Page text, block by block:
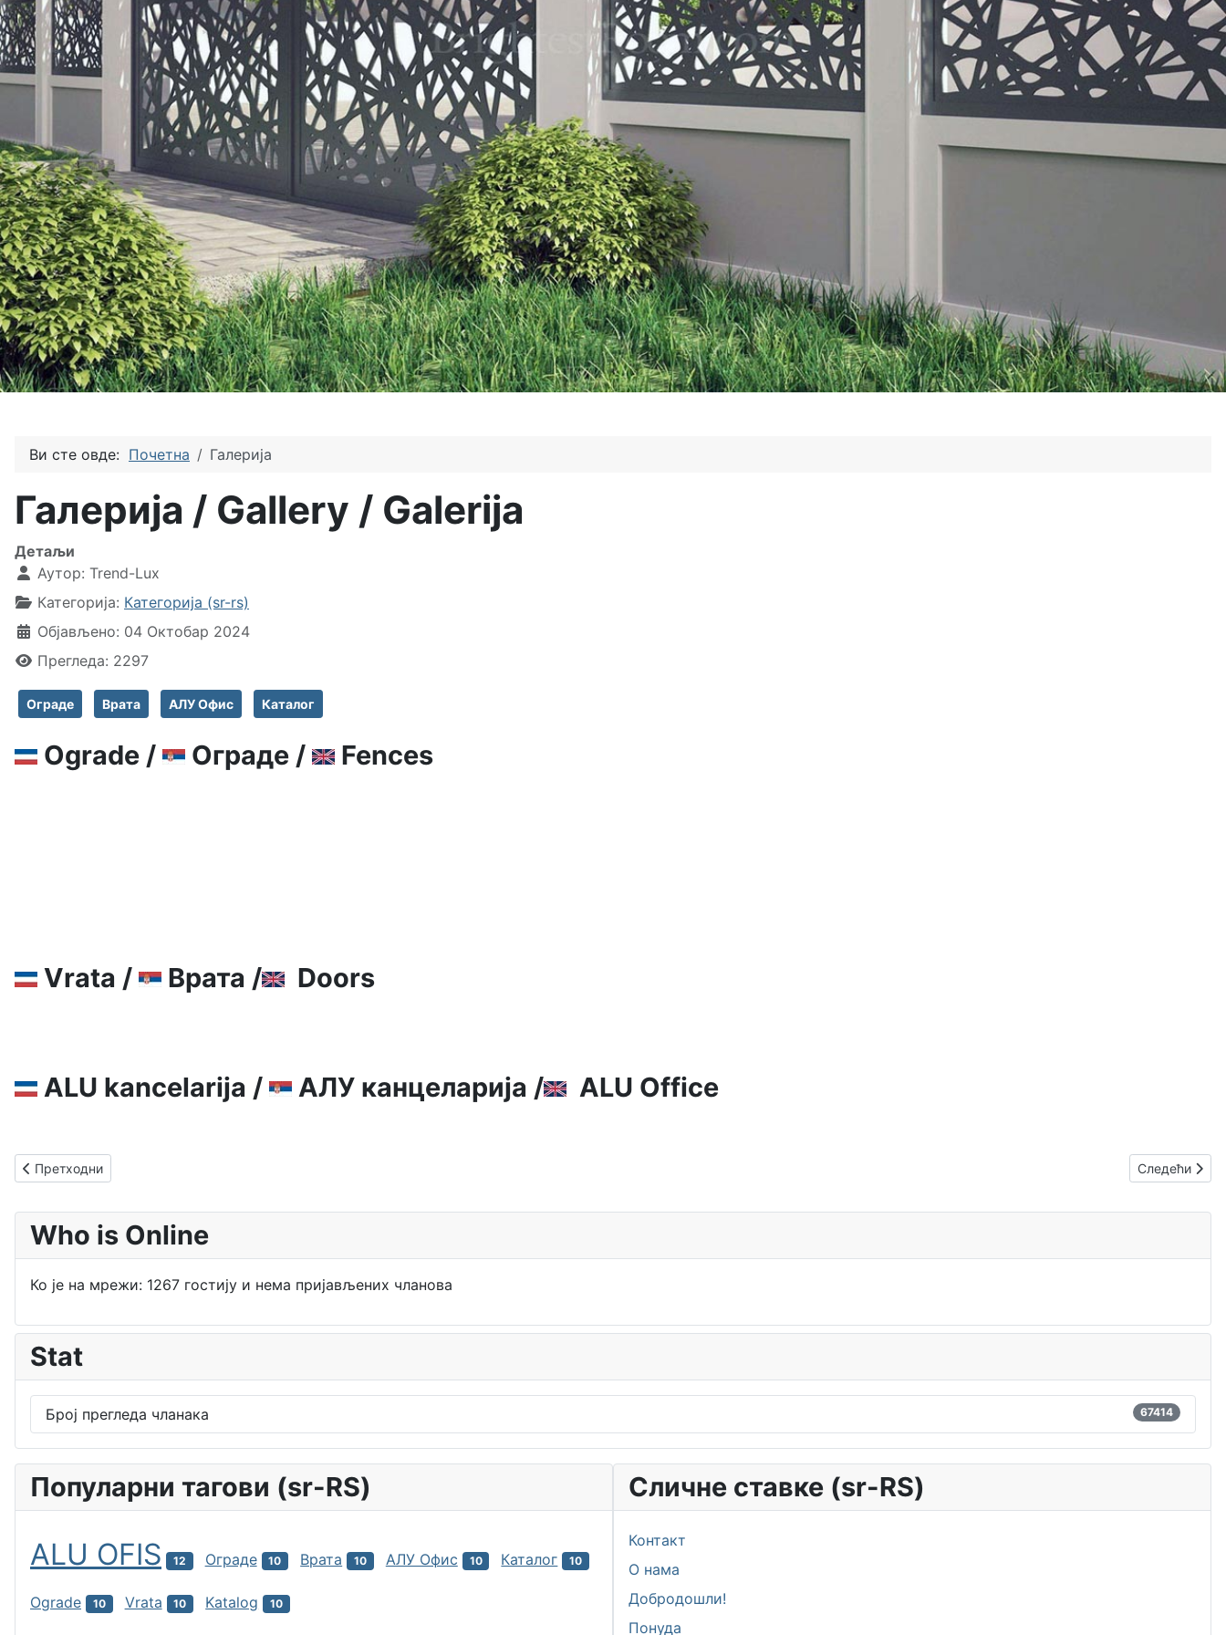
Ви сте овде: Почетна Галерија
Галерија / Gallery / Galerija
Детаљи
Аутор: Trend-Lux
Категорија: Категорија (sr-rs)
Објављено: 04 Октобар 2024
Прегледа: 2297
Ограде Врата АЛУ Офис Каталог
Ograde / Ограде / Fences
Vrata / Врата / Doors
ALU kancelarija / АЛУ канцеларија / ALU Office
Претходни чланак: О нама
Претходни Следећи
Следећи
Who is Online
Ко је на мрежи: 1267 гостију и нема пријављених чланова
Stat
Број прегледа чланака 67414
Популарни тагови (sr-RS)
ALU OFIS 12 Ограде 10 Врата 10 АЛУ Офис 10 Каталог 10
Ograde 10 Vrata 10 Katalog 10
Сличне ставке (sr-RS)
Контакт
О нама
Добродошли!
Понуда